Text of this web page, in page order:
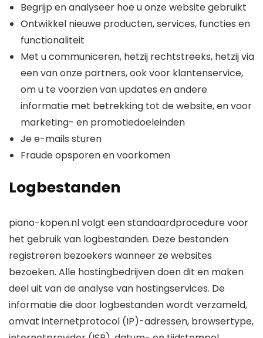
Begrijp en analyseer hoe u onze website gebruikt
Ontwikkel nieuwe producten, services, functies en
functionaliteit
Met u communiceren, hetzij rechtstreeks, hetzij via
een van onze partners, ook voor klantenservice,
om u te voorzien van updates en andere
informatie met betrekking tot de website, en voor
marketing- en promotiedoeleinden
Je e-mails sturen
Fraude opsporen en voorkomen
Logbestanden
piano-kopen.nl volgt een standaardprocedure voor
het gebruik van logbestanden. Deze bestanden
registreren bezoekers wanneer ze websites
bezoeken. Alle hostingbedrijven doen dit en maken
deel uit van de analyse van hostingservices. De
informatie die door logbestanden wordt verzameld,
omvat internetprotocol (IP)-adressen, browsertype,